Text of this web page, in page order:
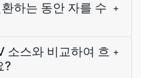
하는 동안 자를 수 +
소스와 비교하여 흐
?
+